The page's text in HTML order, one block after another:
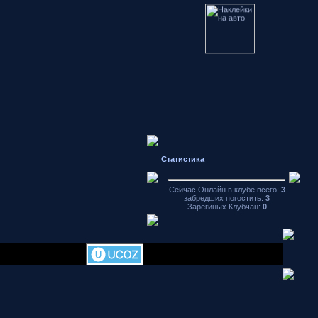
Статистика
Сейчас Онлайн в клубе всего: 3
забредших погостить: 3
Зарегиных Клубчан: 0